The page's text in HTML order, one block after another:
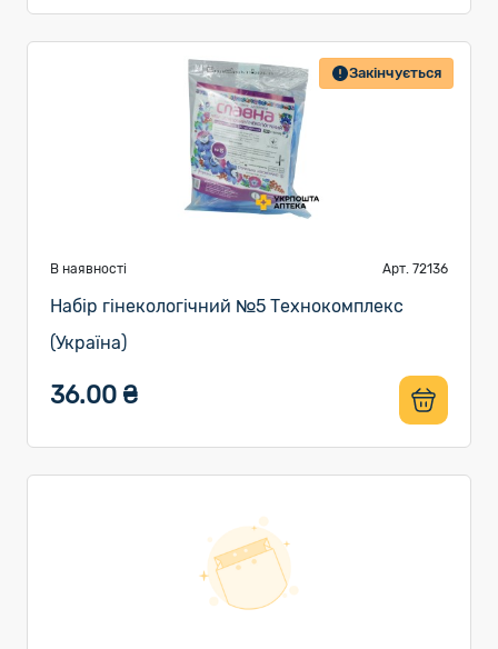
Закінчується
В наявності Арт. 72136
Набір гінекологічний №5 Технокомплекс
(Україна)
36.00 ₴